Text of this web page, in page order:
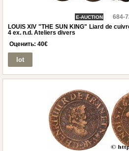
E-AUCTION
684-
LOUIS XIV "THE SUN KING" Liard de
4 ex. n.d. Ateliers divers
Оценить: 40€
lot